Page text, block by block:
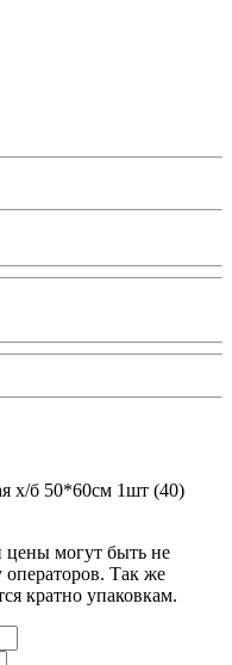
х/б 50*60см 1шт (40)
цены могут быть не
операторов. Так же
кратно упаковкам.